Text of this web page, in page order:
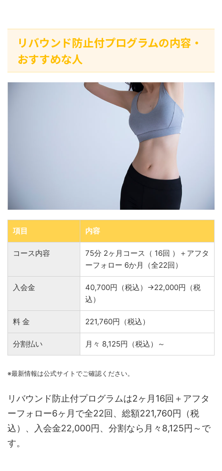
リバウンド防止付プログラムの内容・
おすすめな人
項目 内容
コース内容
75分 2ヶ月コース（ 16回 ）＋アフタ
ーフォロー 6か月（全22回）
入会金
40,700円（税込）→22,000円（税
込）
料 金 221,760円（税込）
分割払い 月々 8,125円（税込）～
※最新情報は公式サイトでご確認ください。
リバウンド防止付プログラムは2ヶ月16回＋アフタ
ーフォロー6ヶ月で全22回、総額221,760円（税
込）、入会金22,000円、分割なら月々8,125円～で
す。